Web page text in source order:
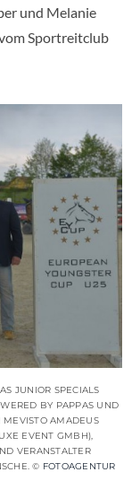
und Melanie
Sportreitclub
JUNIOR SPECIALS
BY PAPPAS UND
MEVISTO AMADEUS
EVENT GMBH),
VERANSTALTER
© FOTOAGENTUR